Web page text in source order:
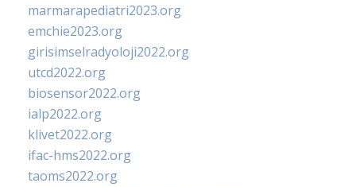
marmarapediatri2023.org
emchie2023.org
girisimselradyoloji2022.org
utcd2022.org
biosensor2022.org
ialp2022.org
klivet2022.org
ifac-hms2022.org
taoms2022.org